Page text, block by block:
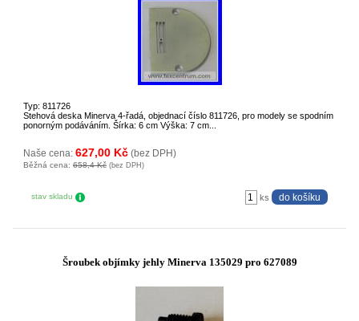
Typ: 811726
Stehová deska Minerva 4-řadá, objednací číslo 811726, pro modely se spodním
ponorným podáváním. Šírka: 6 cm Výška: 7 cm...
Naše cena: 627,00 Kč (bez DPH)
Běžná cena: 658,4 Kč (bez DPH)
stav skladu ks
Šroubek objímky jehly Minerva 135029 pro 627089